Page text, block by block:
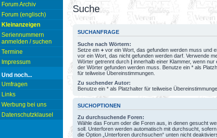
Forum Archiv
Forum (englisch)
Kleinanzeigen
Seriennummern
anmelden / suchen
Termine
Impressum
Und noch...
Umfragen
Links
Werbung bei uns
Datenschutzklausel
Suche
SUCHANFRAGE
Suche nach Wörtern:
Setze ein + vor ein Wort, das gefunden werden muss und
vor ein Wort, das nicht gefunden werden darf. Verwende
Wörter getrennt durch | innerhalb einer Klammer, wenn nur
der Wörter gefunden werden muss. Benutze ein * als
für teilweise Übereinstimmungen.
Zu suchender Autor:
Benutze ein * als Platzhalter für teilweise
SUCHOPTIONEN
Zu durchsuchende Foren:
Wähle das Forum oder die Foren aus, in denen gesucht
soll. Unterforen werden automatisch mit durchsucht,
die Option „Unterforen durchsuchen“ unten nicht